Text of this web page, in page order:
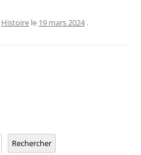
Histoire le 19 mars 2024 .
Rechercher